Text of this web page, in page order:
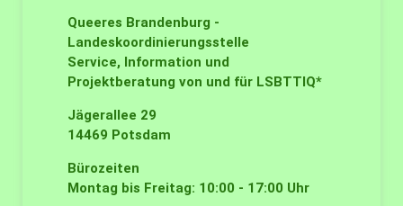
Queeres Brandenburg -
Landeskoordinierungsstelle
Service, Information und
Projektberatung von und für LSBTTIQ*
Jägerallee 29
14469 Potsdam
Bürozeiten
Montag bis Freitag: 10:00 - 17:00 Uhr